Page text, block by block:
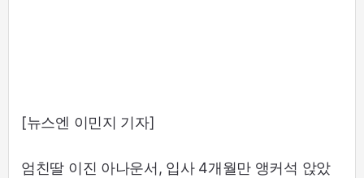
[뉴스엔 이민지 기자]
엄친딸 이진 아나운서, 입사 4개월만 앵커석 앉았